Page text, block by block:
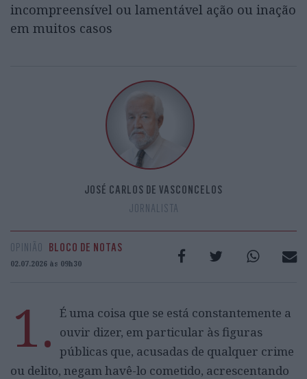
incompreensível ou lamentável ação ou inação
em muitos casos
JOSÉ CARLOS DE VASCONCELOS
JORNALISTA
OPINIÃO BLOCO DE NOTAS
02.07.2026 às 09h30
1. É uma coisa que se está constantemente a
ouvir dizer, em particular às figuras
públicas que, acusadas de qualquer crime
ou delito, negam havê-lo cometido, acrescentando